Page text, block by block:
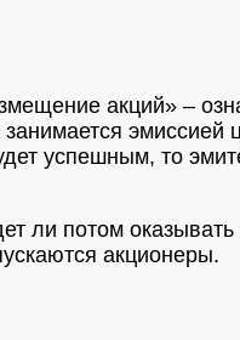
акций» –
эмиссией
успешным, то
ли потом
акционеры.